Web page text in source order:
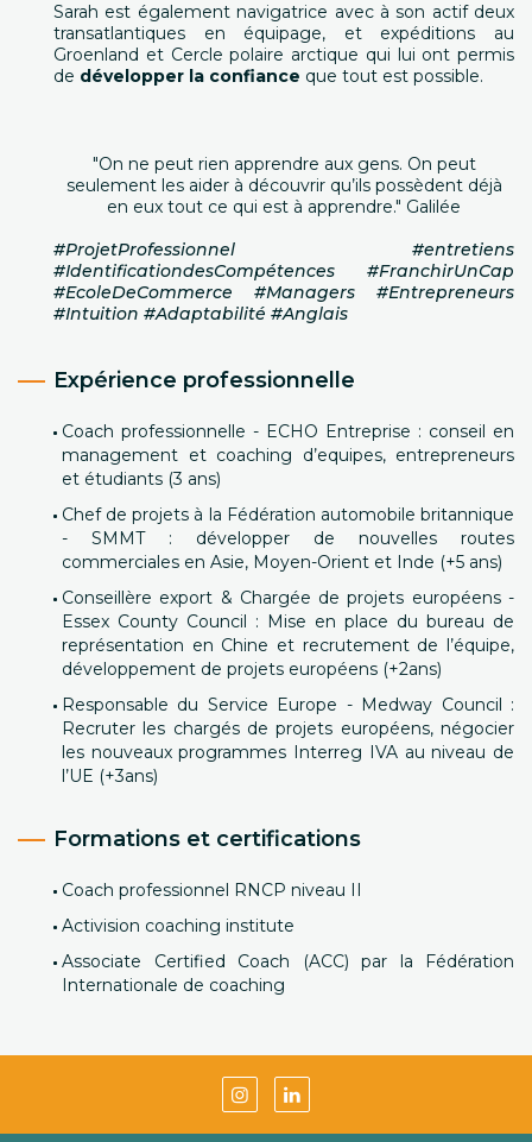
Sarah est également navigatrice avec à son actif deux
transatlantiques en équipage, et expéditions au
Groenland et Cercle polaire arctique qui lui ont permis
de développer la confiance que tout est possible.
"On ne peut rien apprendre aux gens. On peut
seulement les aider à découvrir qu’ils possèdent déjà
en eux tout ce qui est à apprendre." Galilée
#ProjetProfessionnel #entretiens
#IdentificationdesCompétences #FranchirUnCap
#EcoleDeCommerce #Managers #Entrepreneurs
#Intuition #Adaptabilité #Anglais
Expérience professionnelle
Coach professionnelle - ECHO Entreprise : conseil en
management et coaching d’equipes, entrepreneurs
et étudiants (3 ans)
Chef de projets à la Fédération automobile britannique
- SMMT : développer de nouvelles routes
commerciales en Asie, Moyen-Orient et Inde (+5 ans)
Conseillère export & Chargée de projets européens -
Essex County Council : Mise en place du bureau de
représentation en Chine et recrutement de l’équipe,
développement de projets européens (+2ans)
Responsable du Service Europe - Medway Council :
Recruter les chargés de projets européens, négocier
les nouveaux programmes Interreg IVA au niveau de
l’UE (+3ans)
Formations et certifications
Coach professionnel RNCP niveau II
Activision coaching institute
Associate Certified Coach (ACC) par la Fédération
Internationale de coaching